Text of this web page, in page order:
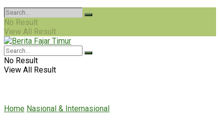
No Result
View All Result
No Result
View All Result
Home Nasional & Internasional